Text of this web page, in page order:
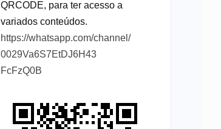
QRCODE, para ter acesso a
variados conteúdos.
https://whatsapp.com/channel/
0029Va6S7EtDJ6H43
FcFzQ0B